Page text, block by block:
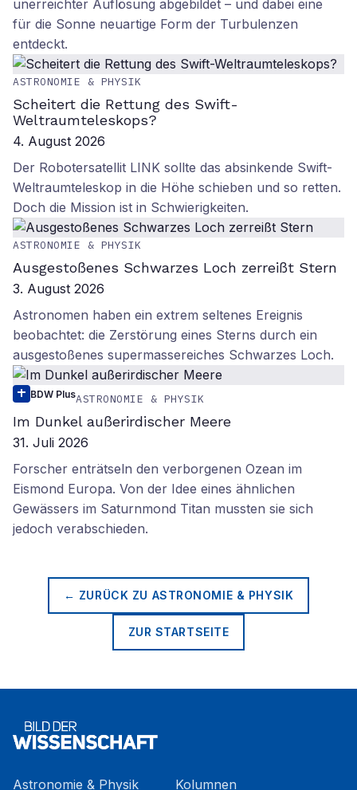
unerreichter Auflösung abgebildet – und dabei eine
für die Sonne neuartige Form der Turbulenzen
entdeckt.
ASTRONOMIE & PHYSIK
Scheitert die Rettung des Swift-
Weltraumteleskops?
4. August 2026
Der Robotersatellit LINK sollte das absinkende Swift-
Weltraumteleskop in die Höhe schieben und so retten.
Doch die Mission ist in Schwierigkeiten.
ASTRONOMIE & PHYSIK
Ausgestoßenes Schwarzes Loch zerreißt Stern
3. August 2026
Astronomen haben ein extrem seltenes Ereignis
beobachtet: die Zerstörung eines Sterns durch ein
ausgestoßenes supermassereiches Schwarzes Loch.
BDW PlusASTRONOMIE & PHYSIK
Im Dunkel außerirdischer Meere
31. Juli 2026
Forscher enträtseln den verborgenen Ozean im
Eismond Europa. Von der Idee eines ähnlichen
Gewässers im Saturnmond Titan mussten sie sich
jedoch verabschieden.
← ZURÜCK ZU ASTRONOMIE & PHYSIK
ZUR STARTSEITE
Astronomie & Physik
Kolumnen